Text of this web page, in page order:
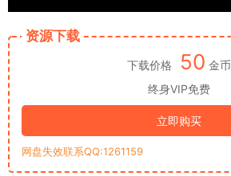
资源下载
下载价格 50 金币
终身VIP免费
立即购买
网盘失效联系QQ:1261159